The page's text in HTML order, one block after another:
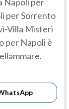
per Sorrento
Villa Misteri
per Napoli è